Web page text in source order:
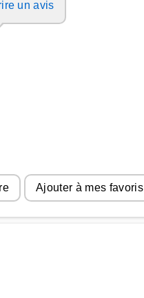
un avis
Ajouter à mes favoris